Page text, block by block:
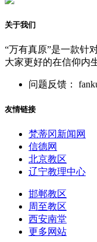
关于我们
“万有真原”是一款针
大家更好的在信仰内
问题反馈：
友情链接
梵蒂冈新闻网
信德网
北京教区
辽宁教理中心
邯郸教区
周至教区
西安南堂
更多网站